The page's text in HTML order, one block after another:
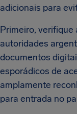
adicionais para
Primeiro, verifique
autoridades
documentos
esporádicos de
amplamente
para entrada no